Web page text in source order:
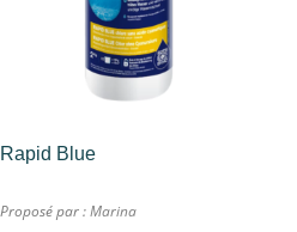
Rapid Blue
Proposé par :Marina